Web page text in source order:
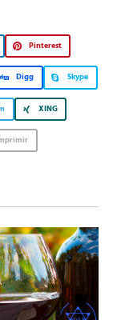
Pinterest
Digg Skype
XING